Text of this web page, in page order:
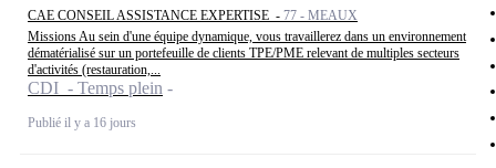
CAE CONSEIL ASSISTANCE EXPERTISE - 77 - MEAUX
Missions Au sein d'une équipe dynamique, vous travaillerez dans un environnement
dématérialisé sur un portefeuille de clients TPE/PME relevant de multiples secteurs
d'activités (restauration,...
CDI - Temps plein
Publié il y a 16 jours